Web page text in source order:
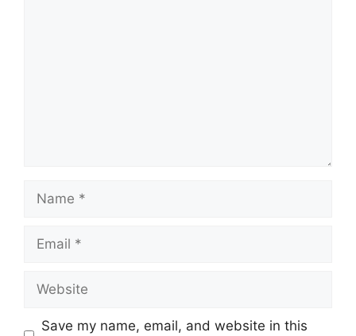
Save my name, email, and website in this